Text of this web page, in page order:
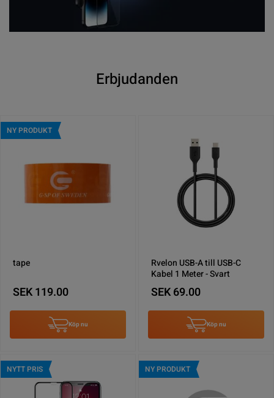
Erbjudanden
NY PRODUKT
tape
SEK 119.00
Köp nu
Rvelon USB-A till USB-C
Kabel 1 Meter - Svart
SEK 69.00
Köp nu
NYTT PRIS NY PRODUKT